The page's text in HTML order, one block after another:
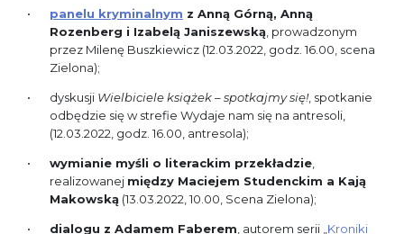
panelu kryminalnym z Anną Górną, Anną
Rozenberg i Izabelą Janiszewską, prowadzonym
przez Milenę Buszkiewicz (12.03.2022, godz. 16.00, scena
Zielona);
dyskusji Wielbiciele książek – spotkajmy się!, spotkanie
odbędzie się w strefie Wydaje nam się na antresoli,
(12.03.2022, godz. 16.00, antresola);
wymianie myśli o literackim przekładzie,
realizowanej między Maciejem Studenckim a Kają
Makowską (13.03.2022, 10.00, Scena Zielona);
dialogu z Adamem Faberem, autorem serii „Kroniki